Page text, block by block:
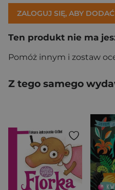
ZALOGUJ SIĘ, ABY
Ten produkt nie ma
Pomóż innym i zostaw
Z tego samego